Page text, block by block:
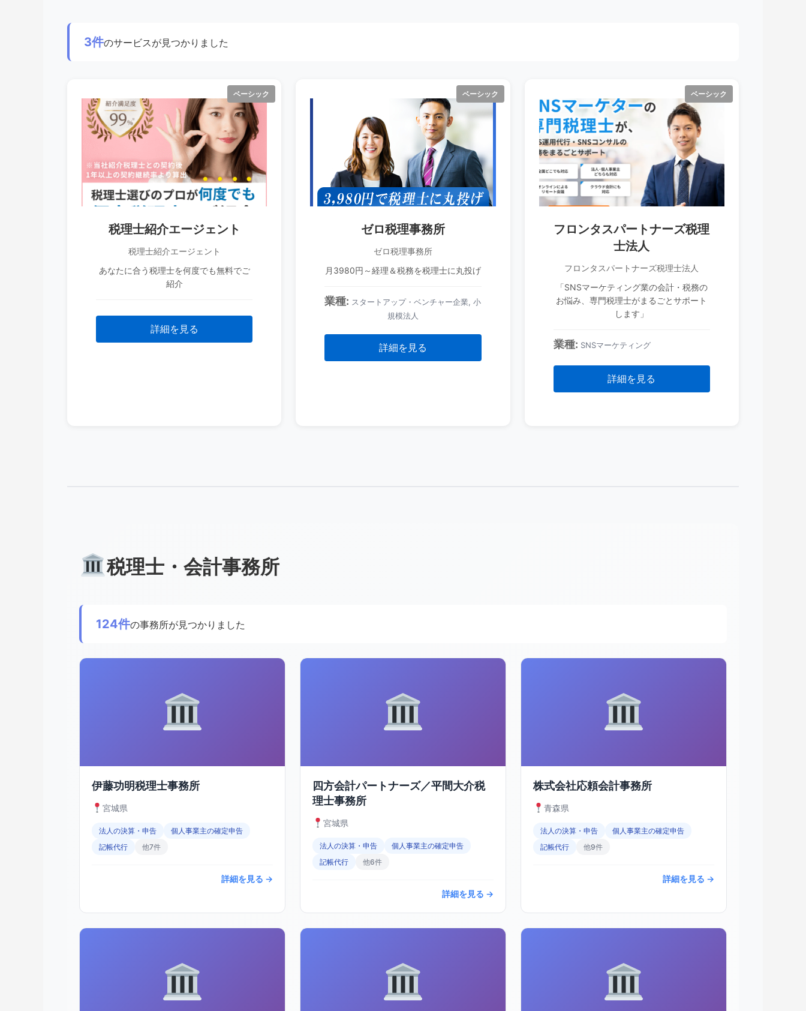
3件のサービスが見つかりました
ベーシック
税理士紹介エージェント
税理士紹介エージェント
あなたに合う税理士を何度でも無料でご
紹介
詳細を見る
ベーシック
ゼロ税理事務所
ゼロ税理事務所
月3980円～経理＆税務を税理士に丸投げ
業種: スタートアップ・ベンチャー企業, 小
規模法人
詳細を見る
ベーシック
フロンタスパートナーズ税理
士法人
フロンタスパートナーズ税理士法人
「SNSマーケティング業の会計・税務の
お悩み、専門税理士がまるごとサポート
します」
業種: SNSマーケティング
詳細を見る
税理士・会計事務所
124件の事務所が見つかりました
伊藤功明税理士事務所
宮城県
法人の決算・申告
個人事業主の確定申告
記帳代行
他7件
詳細を見る →
四方会計パートナーズ／平間大介税
理士事務所
宮城県
法人の決算・申告
個人事業主の確定申告
記帳代行
他6件
詳細を見る →
株式会社応頼会計事務所
青森県
法人の決算・申告
個人事業主の確定申告
記帳代行
他9件
詳細を見る →